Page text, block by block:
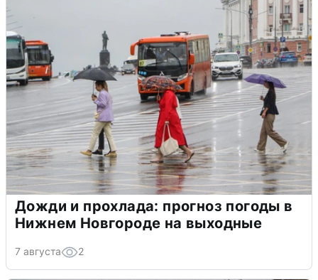
Дожди и прохлада: прогноз погоды в
Нижнем Новгороде на выходные
7 августа 2